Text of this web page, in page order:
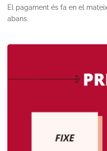
El pagament és fa en el
abans.